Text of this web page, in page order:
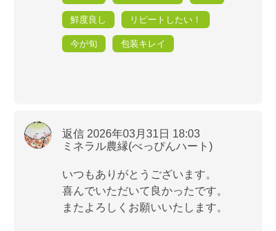
鮮度良し リピートしたい！
今が旬 包装キレイ
返信 2026年03月31日 18:03
ミネラル農縁(べっぴんハート)
いつもありがとうございます。
喜んでいただいて良かったです。
またよろしくお願いいたします。